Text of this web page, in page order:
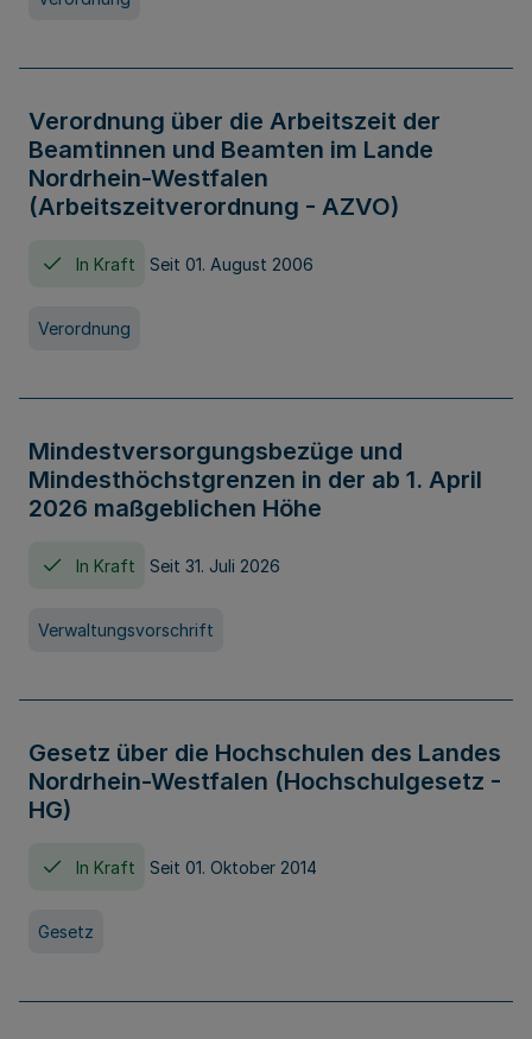
Verordnung über die Arbeitszeit der
Beamtinnen und Beamten im Lande
Nordrhein-Westfalen
(Arbeitszeitverordnung - AZVO)
In Kraft Seit 01. August 2006
Verordnung
Mindestversorgungsbezüge und
Mindesthöchstgrenzen in der ab 1. April
2026 maßgeblichen Höhe
In Kraft Seit 31. Juli 2026
Verwaltungsvorschrift
Gesetz über die Hochschulen des Landes
Nordrhein-Westfalen (Hochschulgesetz -
HG)
In Kraft Seit 01. Oktober 2014
Gesetz